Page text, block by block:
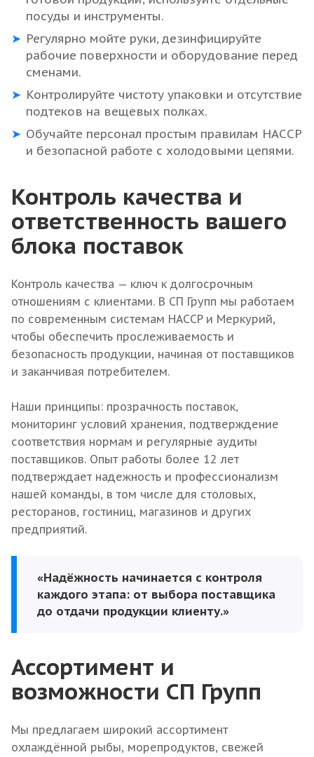
посуды и инструменты.
Регулярно мойте руки, дезинфицируйте
рабочие поверхности и оборудование перед
сменами.
Контролируйте чистоту упаковки и отсутствие
подтеков на вещевых полках.
Обучайте персонал простым правилам HACCP
и безопасной работе с холодовыми цепями.
Контроль качества и
ответственность вашего
блока поставок
Контроль качества — ключ к долгосрочным
отношениям с клиентами. В СП Групп мы работаем
по современным системам HACCP и Меркурий,
чтобы обеспечить прослеживаемость и
безопасность продукции, начиная от поставщиков
и заканчивая потребителем.
Наши принципы: прозрачность поставок,
мониторинг условий хранения, подтверждение
соответствия нормам и регулярные аудиты
поставщиков. Опыт работы более 12 лет
подтверждает надежность и профессионализм
нашей команды, в том числе для столовых,
ресторанов, гостиниц, магазинов и других
предприятий.
«Надёжность начинается с контроля
каждого этапа: от выбора поставщика
до отдачи продукции клиенту.»
Ассортимент и
возможности СП Групп
Мы предлагаем широкий ассортимент
охлаждённой рыбы, морепродуктов, свежей